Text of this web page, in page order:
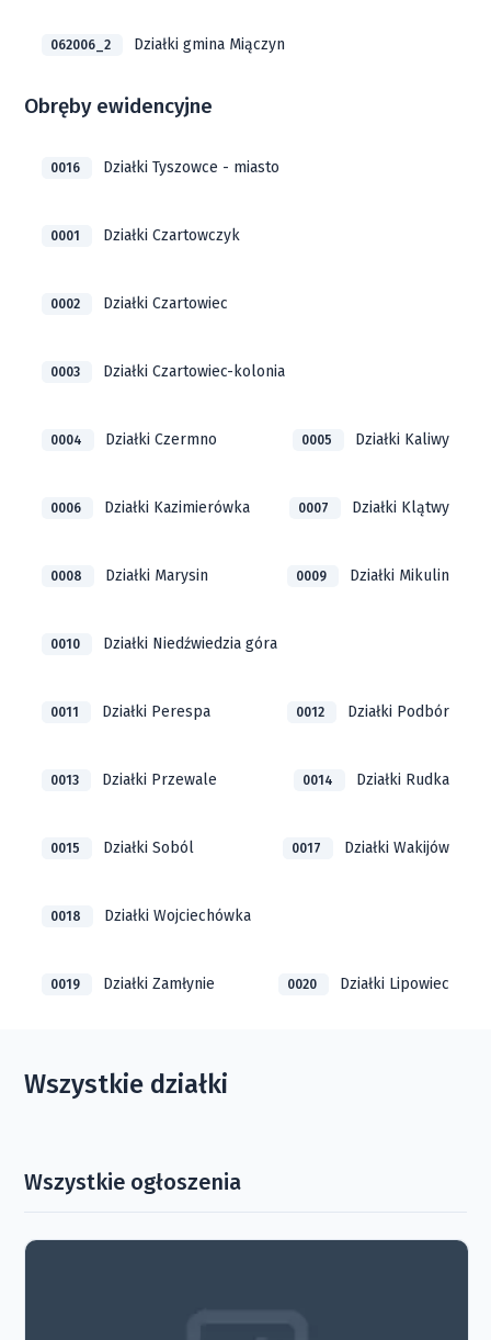
062006_2 Działki gmina Miączyn
Obręby ewidencyjne
0016 Działki Tyszowce - miasto
0001 Działki Czartowczyk
0002 Działki Czartowiec
0003 Działki Czartowiec-kolonia
0004 Działki Czermno 0005 Działki Kaliwy
0006 Działki Kazimierówka 0007 Działki Klątwy
0008 Działki Marysin 0009 Działki Mikulin
0010 Działki Niedźwiedzia góra
0011 Działki Perespa 0012 Działki Podbór
0013 Działki Przewale 0014 Działki Rudka
0015 Działki Soból 0017 Działki Wakijów
0018 Działki Wojciechówka
0019 Działki Zamłynie 0020 Działki Lipowiec
Wszystkie działki
Wszystkie ogłoszenia